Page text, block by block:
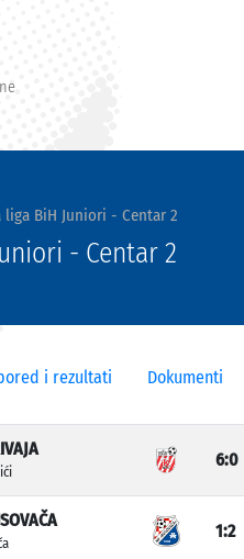
liga BiH Juniori - Centar 2
- Centar 2
i rezultati Dokumenti
6:0
1:2